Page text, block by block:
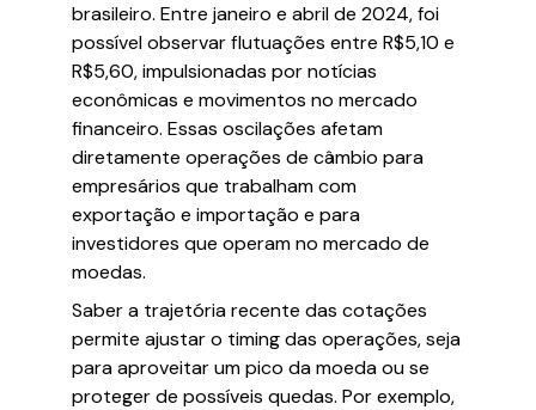
brasileiro. Entre janeiro e abril de 2024, foi
possível observar flutuações entre R$5,10 e
R$5,60, impulsionadas por notícias
econômicas e movimentos no mercado
financeiro. Essas oscilações afetam
diretamente operações de câmbio para
empresários que trabalham com
exportação e importação e para
investidores que operam no mercado de
moedas.
Saber a trajetória recente das cotações
permite ajustar o timing das operações, seja
para aproveitar um pico da moeda ou se
proteger de possíveis quedas. Por exemplo,